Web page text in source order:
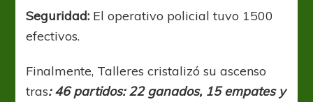
Seguridad: El operativo policial tuvo 1500
efectivos.
Finalmente, Talleres cristalizó su ascenso
tras: 46 partidos: 22 ganados, 15 empates y